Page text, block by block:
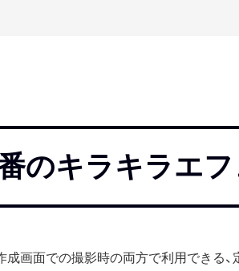
のキラキラエフ
成画面での撮影時の両方で利用できる